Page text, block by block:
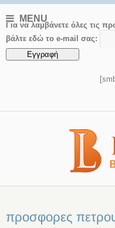
MENU
Για να λαμβάνετε όλες τις
βάλτε εδώ το e-mail σας:
προσφορες